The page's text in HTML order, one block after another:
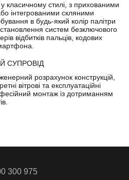
класичному стилі, з прихованими
інтегрованими скляними
в будь-який колір палітри
систем безключового
відбитків пальців, кодових
СУПРОВІД
розрахунок конструкцій,
вітрові та експлуатаційні
монтаж із дотриманням
300 975